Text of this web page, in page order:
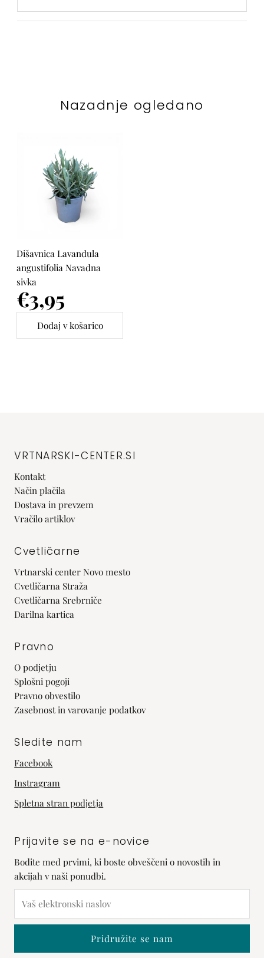
Nazadnje ogledano
Dišavnica Lavandula
angustifolia Navadna
sivka
Cena
€3,95
VRTNARSKI-CENTER.SI
Kontakt
Način plačila
Dostava in prevzem
Vračilo artiklov
Cvetličarne
Vrtnarski center Novo mesto
Cvetličarna Straža
Cvetličarna Srebrniče
Darilna kartica
Pravno
O podjetju
Splošni pogoji
Pravno obvestilo
Zasebnost in varovanje podatkov
Sledite nam
Facebook
Instragram
Spletna stran podjetja
Prijavite se na e-novice
Bodite med prvimi, ki boste obveščeni o novostih in
akcijah v naši ponudbi.
elektronski
naslov